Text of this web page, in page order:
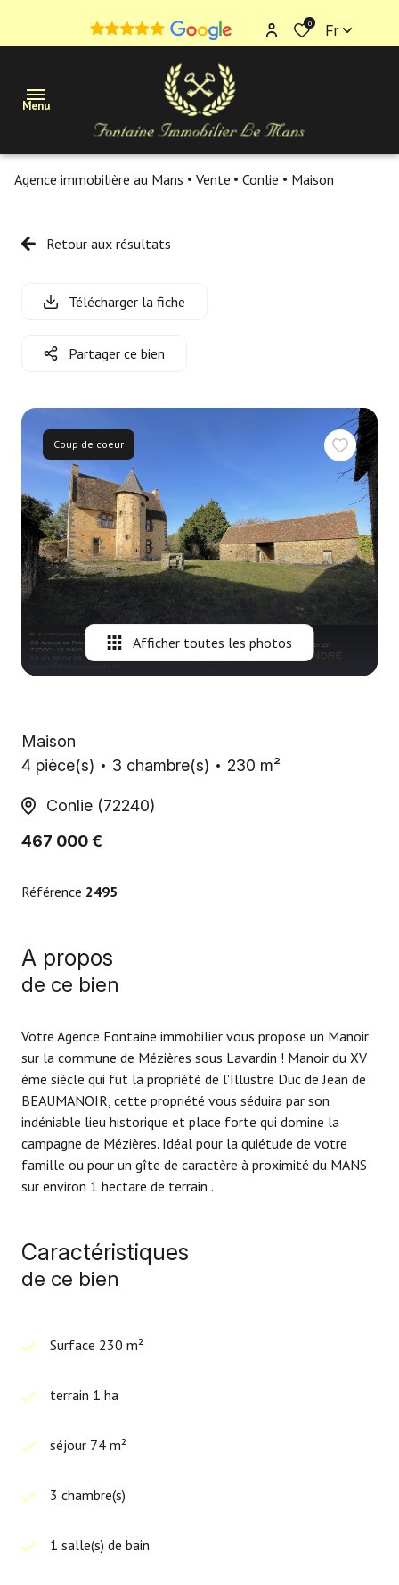
0 Fr
Menu
Appartements
Immobilier
Nous
contacter
Fontaine
Immobilier
Gironde
Alerte
e-
Agence immobilière au Mans Vente Conlie Maison
Retour aux résultats
Télécharger la fiche
Partager ce bien
Coup de coeur
Afficher toutes les photos
Maison
4 pièce(s)
3 chambre(s) 230 m²
Conlie (72240)
467 000 €
Référence 2495
A propos
de ce bien
Votre Agence Fontaine immobilier vous propose un Manoir
sur la commune de Mézières sous Lavardin ! Manoir du XV
ème siècle qui fut la propriété de l'Illustre Duc de Jean de
BEAUMANOIR, cette propriété vous séduira par son
indéniable lieu historique et place forte qui domine la
campagne de Mézières. Idéal pour la quiétude de votre
famille ou pour un gîte de caractère à proximité du MANS
sur environ 1 hectare de terrain .
Caractéristiques
de ce bien
Surface 230 m²
terrain 1 ha
séjour 74 m²
3 chambre(s)
1 salle(s) de bain